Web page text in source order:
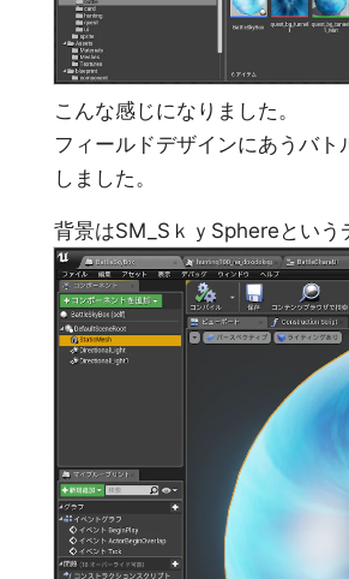
こんな感じになりました。
フィールドデザインにあうバ
しました。
背景はSM_SｋｙSphereという